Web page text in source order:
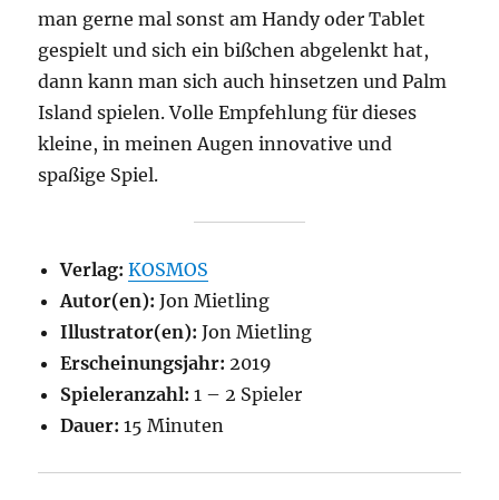
man gerne mal sonst am Handy oder Tablet
gespielt und sich ein bißchen abgelenkt hat,
dann kann man sich auch hinsetzen und Palm
Island spielen. Volle Empfehlung für dieses
kleine, in meinen Augen innovative und
spaßige Spiel.
Verlag:KOSMOS
Autor(en): Jon Mietling
Illustrator(en): Jon Mietling
Erscheinungsjahr: 2019
Spieleranzahl: 1 – 2 Spieler
Dauer: 15 Minuten